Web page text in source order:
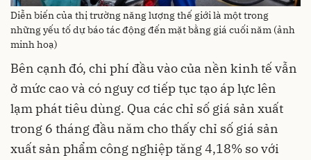
Diễn biến của thị trường năng lượng thế giới là một trong
những yếu tố dự báo tác động đến mặt bằng giá cuối năm (ảnh
minh hoạ)
Bên cạnh đó, chi phí đầu vào của nền kinh tế vẫn
ở mức cao và có nguy cơ tiếp tục tạo áp lực lên
lạm phát tiêu dùng. Qua các chỉ số giá sản xuất
trong 6 tháng đầu năm cho thấy chỉ số giá sản
xuất sản phẩm công nghiệp tăng 4,18% so với